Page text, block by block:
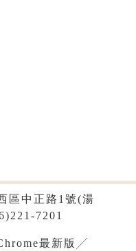
區中正路1號(湯
7201
最新版╱